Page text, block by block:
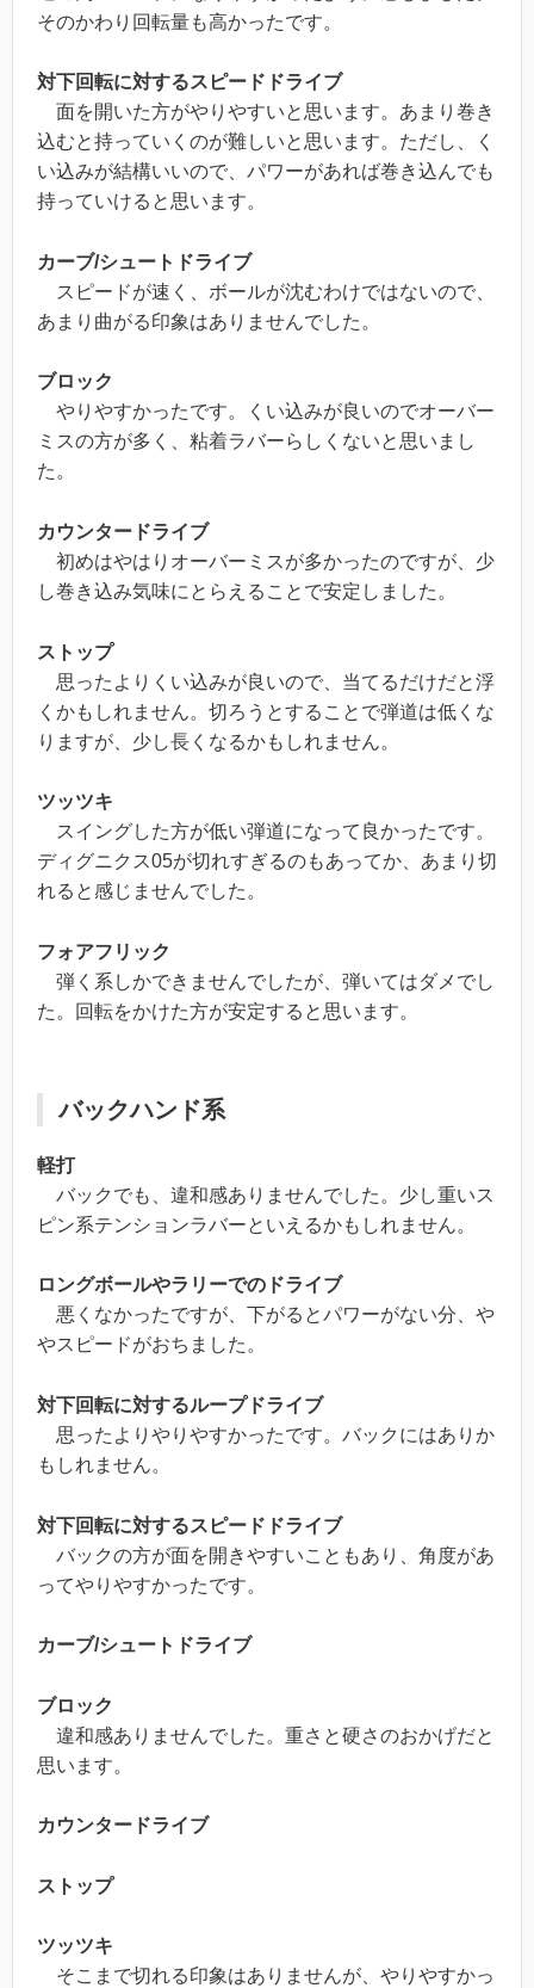
そのかわり回転量も高かったです。
対下回転に対するスピードドライブ
面を開いた方がやりやすいと思います。あまり巻き
込むと持っていくのが難しいと思います。ただし、く
い込みが結構いいので、パワーがあれば巻き込んでも
持っていけると思います。
カーブ/シュートドライブ
スピードが速く、ボールが沈むわけではないので、
あまり曲がる印象はありませんでした。
ブロック
やりやすかったです。くい込みが良いのでオーバー
ミスの方が多く、粘着ラバーらしくないと思いまし
た。
カウンタードライブ
初めはやはりオーバーミスが多かったのですが、少
し巻き込み気味にとらえることで安定しました。
ストップ
思ったよりくい込みが良いので、当てるだけだと浮
くかもしれません。切ろうとすることで弾道は低くな
りますが、少し長くなるかもしれません。
ツッツキ
スイングした方が低い弾道になって良かったです。
ディグニクス05が切れすぎるのもあってか、あまり切
れると感じませんでした。
フォアフリック
弾く系しかできませんでしたが、弾いてはダメでし
た。回転をかけた方が安定すると思います。
バックハンド系
軽打
バックでも、違和感ありませんでした。少し重いス
ピン系テンションラバーといえるかもしれません。
ロングボールやラリーでのドライブ
悪くなかったですが、下がるとパワーがない分、や
やスピードがおちました。
対下回転に対するループドライブ
思ったよりやりやすかったです。バックにはありか
もしれません。
対下回転に対するスピードドライブ
バックの方が面を開きやすいこともあり、角度があ
ってやりやすかったです。
カーブ/シュートドライブ
ブロック
違和感ありませんでした。重さと硬さのおかげだと
思います。
カウンタードライブ
ストップ
ツッツキ
そこまで切れる印象はありませんが、やりやすかっ